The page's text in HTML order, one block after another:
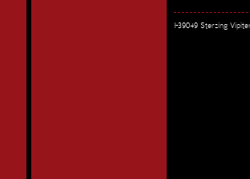
I-39049 Sterzing